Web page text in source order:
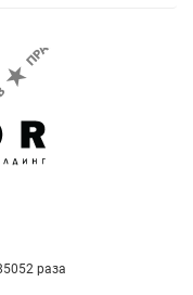
раза